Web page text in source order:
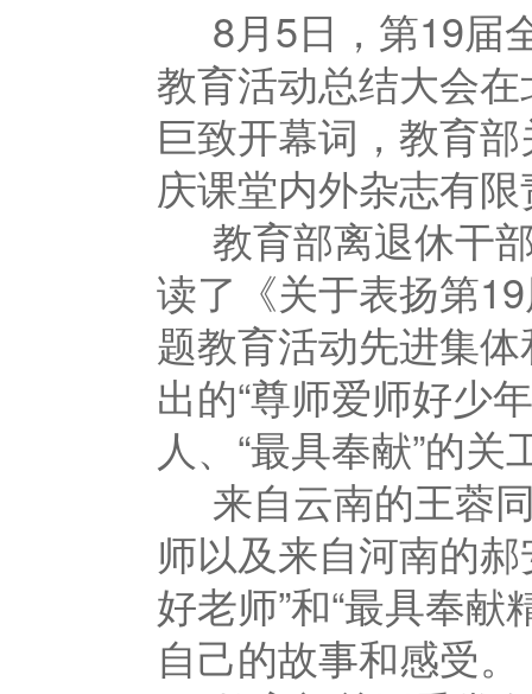
8月5日，第19届
教育活动总结大会
巨致开幕词，教育
庆课堂内外杂志有
教育部离退休干
读了《关于表扬第19
题教育活动先进集
出的“尊师爱师好少
人、“最具奉献”的
来自云南的王蓉
师以及来自河南的
好老师”和“最具奉
自己的故事和感受。